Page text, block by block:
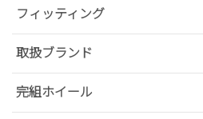
フィッティング
取扱ブランド
完組ホイール